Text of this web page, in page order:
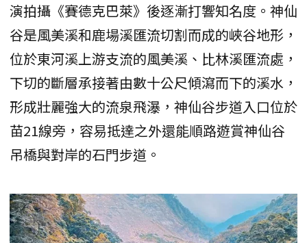
演拍攝《賽德克巴萊》後逐漸打響知名度。神仙
谷是風美溪和鹿場溪匯流切割而成的峽谷地形，
位於東河溪上游支流的風美溪、比林溪匯流處，
下切的斷層承接著由數十公尺傾瀉而下的溪水，
形成壯麗強大的流泉飛瀑，神仙谷步道入口位於
苗21線旁，容易抵達之外還能順路遊賞神仙谷
吊橋與對岸的石門步道。